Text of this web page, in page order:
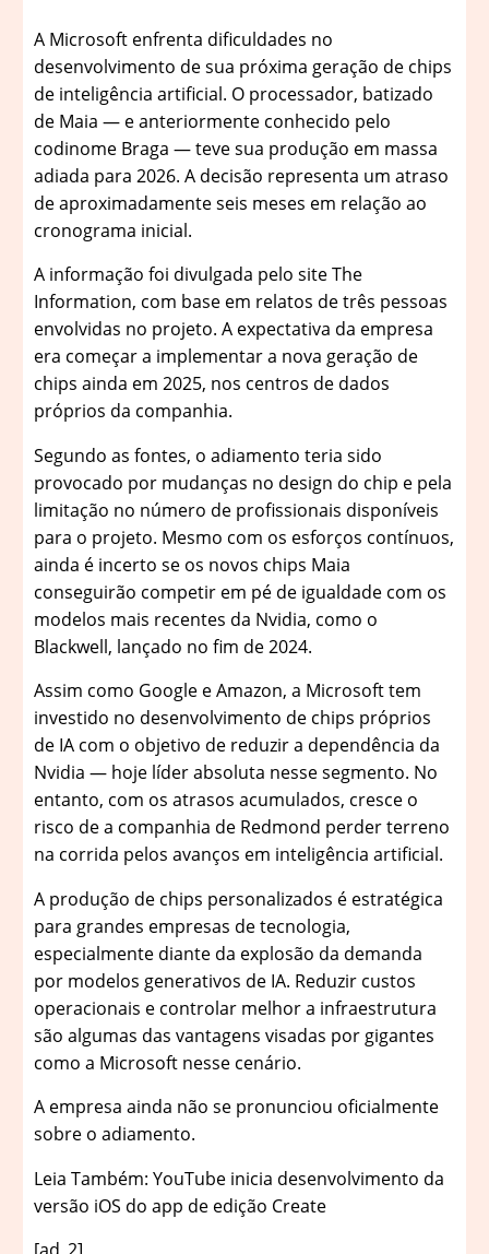
A Microsoft enfrenta dificuldades no
desenvolvimento de sua próxima geração de chips
de inteligência artificial. O processador, batizado
de Maia — e anteriormente conhecido pelo
codinome Braga — teve sua produção em massa
adiada para 2026. A decisão representa um atraso
de aproximadamente seis meses em relação ao
cronograma inicial.
A informação foi divulgada pelo site The
Information, com base em relatos de três pessoas
envolvidas no projeto. A expectativa da empresa
era começar a implementar a nova geração de
chips ainda em 2025, nos centros de dados
próprios da companhia.
Segundo as fontes, o adiamento teria sido
provocado por mudanças no design do chip e pela
limitação no número de profissionais disponíveis
para o projeto. Mesmo com os esforços contínuos,
ainda é incerto se os novos chips Maia
conseguirão competir em pé de igualdade com os
modelos mais recentes da Nvidia, como o
Blackwell, lançado no fim de 2024.
Assim como Google e Amazon, a Microsoft tem
investido no desenvolvimento de chips próprios
de IA com o objetivo de reduzir a dependência da
Nvidia — hoje líder absoluta nesse segmento. No
entanto, com os atrasos acumulados, cresce o
risco de a companhia de Redmond perder terreno
na corrida pelos avanços em inteligência artificial.
A produção de chips personalizados é estratégica
para grandes empresas de tecnologia,
especialmente diante da explosão da demanda
por modelos generativos de IA. Reduzir custos
operacionais e controlar melhor a infraestrutura
são algumas das vantagens visadas por gigantes
como a Microsoft nesse cenário.
A empresa ainda não se pronunciou oficialmente
sobre o adiamento.
Leia Também: YouTube inicia desenvolvimento da
versão iOS do app de edição Create